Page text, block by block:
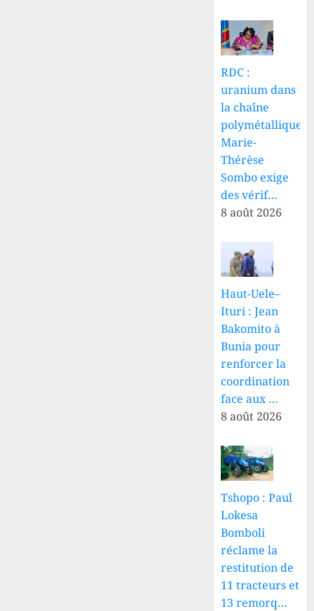
RDC :
uranium dans
la chaîne
polymétallique,
Marie-
Thérèse
Sombo exige
des vérif…
8 août 2026
Haut-Uele–
Ituri : Jean
Bakomito à
Bunia pour
renforcer la
coordination
face aux …
8 août 2026
Tshopo : Paul
Lokesa
Bomboli
réclame la
restitution de
11 tracteurs et
13 remorq…